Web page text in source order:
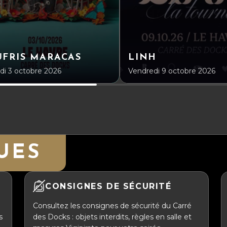
MARACAS
3 octobre 2026
LINH
Vendredi 9 octobre 2026
CONSIGNES DE SÉCURITÉ
Consultez les consignes de sécurité du Carré
des Docks : objets interdits, règles en salle et